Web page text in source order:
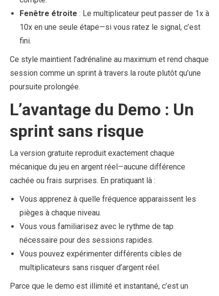
Fenêtre étroite : Le multiplicateur peut passer de 1x à
10x en une seule étape—si vous ratez le signal, c’est
fini.
Ce style maintient l’adrénaline au maximum et rend chaque
session comme un sprint à travers la route plutôt qu’une
poursuite prolongée.
L’avantage du Demo : Un
sprint sans risque
La version gratuite reproduit exactement chaque
mécanique du jeu en argent réel—aucune différence
cachée ou frais surprises. En pratiquant là :
Vous apprenez à quelle fréquence apparaissent les
pièges à chaque niveau.
Vous vous familiarisez avec le rythme de tap
nécessaire pour des sessions rapides.
Vous pouvez expérimenter différents cibles de
multiplicateurs sans risquer d’argent réel.
Parce que le demo est illimité et instantané, c’est un